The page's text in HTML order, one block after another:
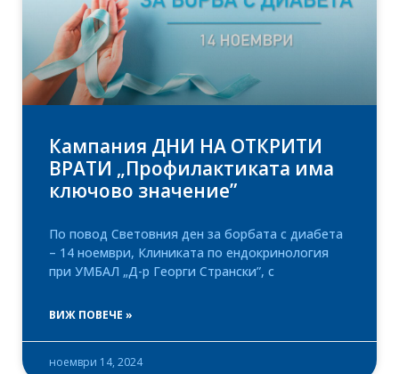
Кампания ДНИ НА ОТКРИТИ
ВРАТИ „Профилактиката има
ключово значение”
По повод Световния ден за борбата с диабета
– 14 ноември, Клиниката по ендокринология
при УМБАЛ „Д-р Георги Странски”, с
ВИЖ ПОВЕЧЕ »
ноември 14, 2024